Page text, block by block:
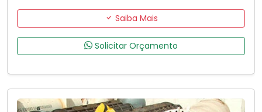
Saiba Mais
Solicitar Orçamento